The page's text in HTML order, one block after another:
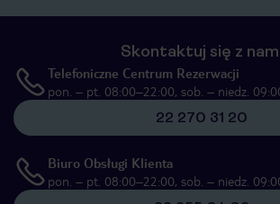
Skontaktuj się z
Telefoniczne Centrum Rezerwacji
pon. – pt. 08:00–22:00, sob. – niedz.
22 270 31 20
Biuro Obsługi Klienta
pon. – pt. 08:00–22:00, sob. – niedz.